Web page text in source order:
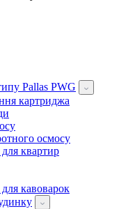
Pallas PWG
картриджа
осмосу
квартир
кавоварок